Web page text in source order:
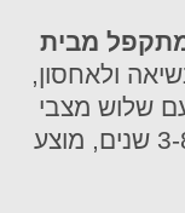
מבית
ולאחסון,
שלוש מצבי
תאורה שונים, מתאים לגילאים 3-8 שנים, מוצע